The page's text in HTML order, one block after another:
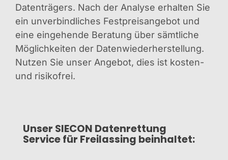
Datenträgers. Nach der Analyse erhalten Sie
ein unverbindliches Festpreisangebot und
eine eingehende Beratung über sämtliche
Möglichkeiten der Datenwiederherstellung.
Nutzen Sie unser Angebot, dies ist kosten-
und risikofrei.
Unser SIECON Datenrettung
Service für Freilassing beinhaltet: